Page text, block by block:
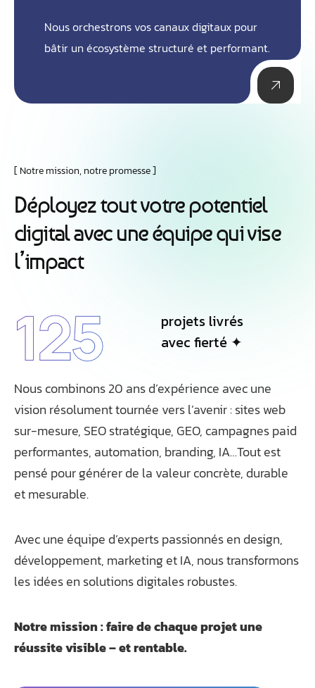
Nous orchestrons vos canaux digitaux pour
bâtir un écosystème structuré et performant.
Notre mission, notre promesse
Déployeztoutvotrepotentiel
digitalavecuneéquipequivise
l’impact
projets livrés
avec fierté ✦
125
Nous combinons 20 ans d’expérience avec une
vision résolument tournée vers l’avenir : sites web
sur-mesure, SEO stratégique, GEO, campagnes paid
performantes, automation, branding, IA…Tout est
pensé pour générer de la valeur concrète, durable
et mesurable.
Avec une équipe d’experts passionnés en design,
développement, marketing et IA, nous transformons
les idées en solutions digitales robustes.
Notre mission : faire de chaque projet une
réussite visible – et rentable.